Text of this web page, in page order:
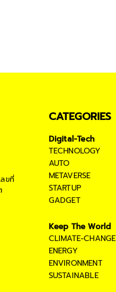
ลขที่
CATEGORIES
Digital-Tech
TECHNOLOGY
AUTO
METAVERSE
STARTUP
GADGET
Keep The World
CLIMATE-CHANGE
ENERGY
ENVIRONMENT
SUSTAINABLE